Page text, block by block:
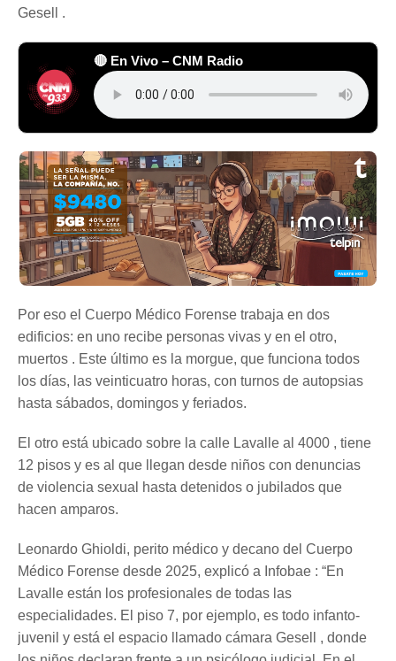
Gesell .
🔴 En Vivo – CNM Radio
Por eso el Cuerpo Médico Forense trabaja en dos
edificios: en uno recibe personas vivas y en el otro,
muertos . Este último es la morgue, que funciona todos
los días, las veinticuatro horas, con turnos de autopsias
hasta sábados, domingos y feriados.
El otro está ubicado sobre la calle Lavalle al 4000 , tiene
12 pisos y es al que llegan desde niños con denuncias
de violencia sexual hasta detenidos o jubilados que
hacen amparos.
Leonardo Ghioldi, perito médico y decano del Cuerpo
Médico Forense desde 2025, explicó a Infobae : “En
Lavalle están los profesionales de todas las
especialidades. El piso 7, por ejemplo, es todo infanto-
juvenil y está el espacio llamado cámara Gesell , donde